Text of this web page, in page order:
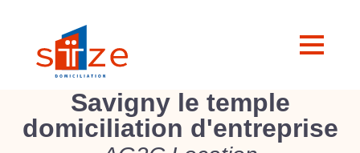
Savigny le temple
domiciliation d'entreprise